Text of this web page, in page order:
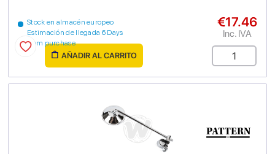
Stock en almacén europeo
Estimación de llegada 6 Days
from purchase
€17.46
Inc. IVA
AÑADIR AL CARRITO